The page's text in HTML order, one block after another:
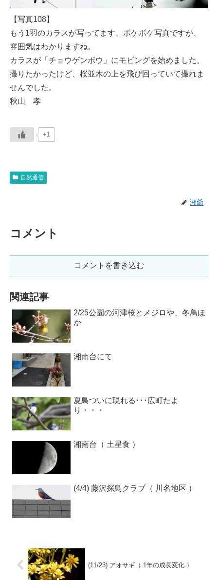
【写真108】
もう1羽のカラスが写ってます、ボケボケ写真ですが、
雰囲気はわかりますね。
カラスが「チョウゲンボウ」にモビングを始めました。
撮りたかったけど、桜並木の上を飛び回っていて撮れま
せんでした。
秋山 孝
+1
自然通信
湘爺
コメント
コメントを書き込む
関連記事
2/25公園の河津桜とメジロや、冬鳥ほ
か
湘南台にて
夏鳥ついに現れる･･･広町たよ
り・・・
湘南台（ 土星食 ）
(4/4) 藤沢探鳥クラブ（ 川名地区 ）
(11/23) アオサギ（ 1年の成長変化 ）